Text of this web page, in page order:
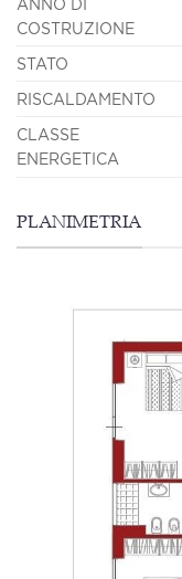
ANNO DI
COSTRUZIONE
STATO
RISCALDAMENTO
CLASSE
ENERGETICA
PLANIMETRIA